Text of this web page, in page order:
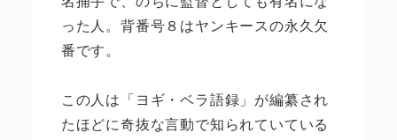
った人。背番号８はヤンキースの永久欠
番です。
この人は「ヨギ・ベラ語録」が編纂され
たほどに奇抜な言動で知られていている